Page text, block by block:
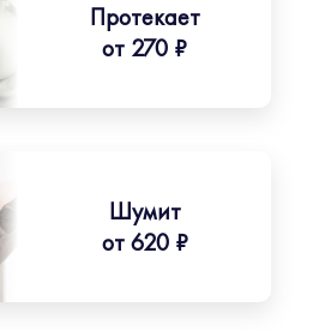
Протекает
от 270 ₽
Шумит
от 620 ₽